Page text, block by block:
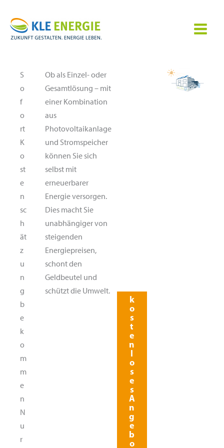
Inhalt
springen
S
o
f
o
rt
K
o
st
e
n
sc
h
ät
z
u
n
g
b
e
k
o
m
m
e
n
N
u
r
Ob als Einzel- oder
Gesamtlösung – mit
einer Kombination
aus
Photovoltaikanlage
und Stromspeicher
können Sie sich
selbst mit
erneuerbarer
Energie versorgen.
Dies macht Sie
unabhängiger von
steigenden
Energiepreisen,
schont den
Geldbeutel und
schützt die Umwelt.
k
o
s
t
e
n
l
o
s
e
s
A
n
g
e
b
o